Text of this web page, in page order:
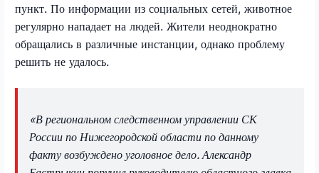
пункт. По информации из социальных сетей, животное
регулярно нападает на людей. Жители неоднократно
обращались в различные инстанции, однако проблему
решить не удалось.
«В региональном следственном управлении СК
России по Нижегородской области по данному
факту возбуждено уголовное дело. Александр